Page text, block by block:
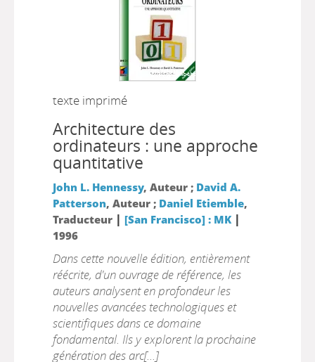
texte imprimé
Architecture des
ordinateurs : une approche
quantitative
John L. Hennessy, Auteur ; David A.
Patterson, Auteur ; Daniel Etiemble,
Traducteur | [San Francisco] : MK|
1996
Dans cette nouvelle édition, entièrement
réécrite, d'un ouvrage de référence, les
auteurs analysent en profondeur les
nouvelles avancées technologiques et
scientifiques dans ce domaine
fondamental. Ils y explorent la prochaine
génération des arc[...]